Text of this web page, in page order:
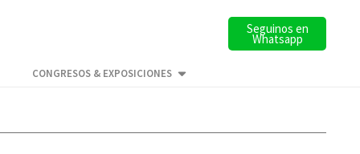
Seguinos en
Whatsapp
CONGRESOS & EXPOSICIONES